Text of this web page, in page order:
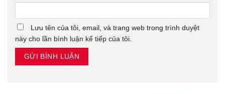
Lưu tên của tôi, email, và trang web trong trình duyệt
này cho lần bình luận kế tiếp của tôi.